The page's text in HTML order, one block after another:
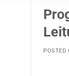
POSTED